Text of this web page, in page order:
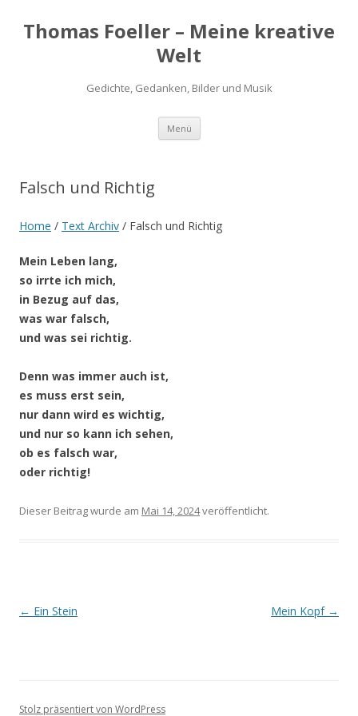
Thomas Foeller – Meine kreative
Welt
Gedichte, Gedanken, Bilder und Musik
Menü Zum
springen
Falsch und Richtig
Home / Text Archiv / Falsch und Richtig
Mein Leben lang,
so irrte ich mich,
in Bezug auf das,
was war falsch,
und was sei richtig.
Denn was immer auch ist,
es muss erst sein,
nur dann wird es wichtig,
und nur so kann ich sehen,
ob es falsch war,
oder richtig!
Dieser Beitrag wurde am Mai 14, 2024veröffentlicht.
Beitragsnavigation
← Ein Stein Mein Kopf →
Stolz präsentiert von WordPress